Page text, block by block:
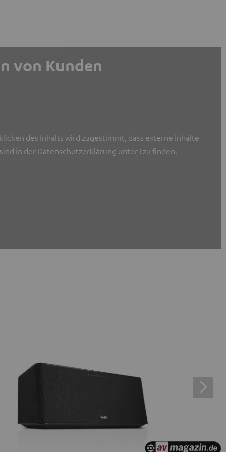
von Kunden
des Inhalts wird zugestimmt, dass externe Inhalte
in der Datenschutzerklärung unter I zu finden.